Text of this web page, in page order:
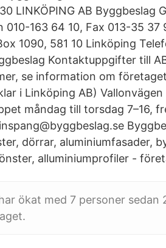
LINKÖPING AB Byggbeslag
010-163 64 10, Fax 013-35 37
1090, 581 10 Linköping
Kontaktuppgifter till AB
se information om
i Linköping AB)
måndag till torsdag 7–16,
dörrar, aluminiumfasader,
alluminiumprofiler -
ökat med 7 personer sedan